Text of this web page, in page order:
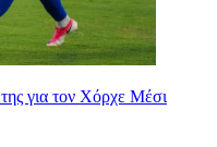
για τον Χόρχε Μέσι